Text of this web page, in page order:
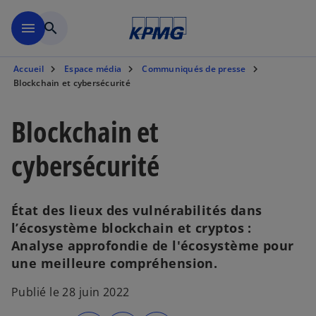
menu search
Accueil Espace média
Communiqués de presse
Blockchain et cybersécurité
Blockchain et
cybersécurité
État des lieux des vulnérabilités dans
l’écosystème blockchain et cryptos :
Analyse approfondie de l'écosystème pour
une meilleure compréhension.
Publié le 28 juin 2022